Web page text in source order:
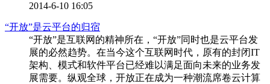
2014-6-10 16:05
“开放”是云平台的归宿
“开放”是互联网的精神所在，“开放”同时也是云平台发
展的必然趋势。在当今这个互联网时代，原有的封闭IT
架构、模式和软件平台已经难以满足面向未来的业务发
展需要。纵观全球，开放正在成为一种潮流席卷云计算